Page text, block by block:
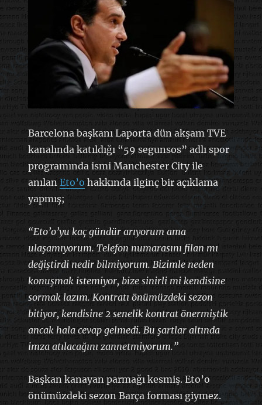
Barcelona başkanı Laporta dün akşam TVE
kanalında katıldığı “59 segunsos” adlı spor
programında ismi Manchester City ile
anılan Eto’o hakkında ilginç bir açıklama
yapmış;
“Eto’o’yu kaç gündür arıyorum ama
ulaşamıyorum. Telefon numarasını filan mı
değiştirdi nedir bilmiyorum. Bizimle neden
konuşmak istemiyor, bize sinirli mi kendisine
sormak lazım. Kontratı önümüzdeki sezon
bitiyor, kendisine 2 senelik kontrat önermiştik
ancak hala cevap gelmedi. Bu şartlar altında
imza atılacağını zannetmiyorum.”
Başkan kanayan parmağı kesmiş. Eto’o
önümüzdeki sezon Barça forması giymez.